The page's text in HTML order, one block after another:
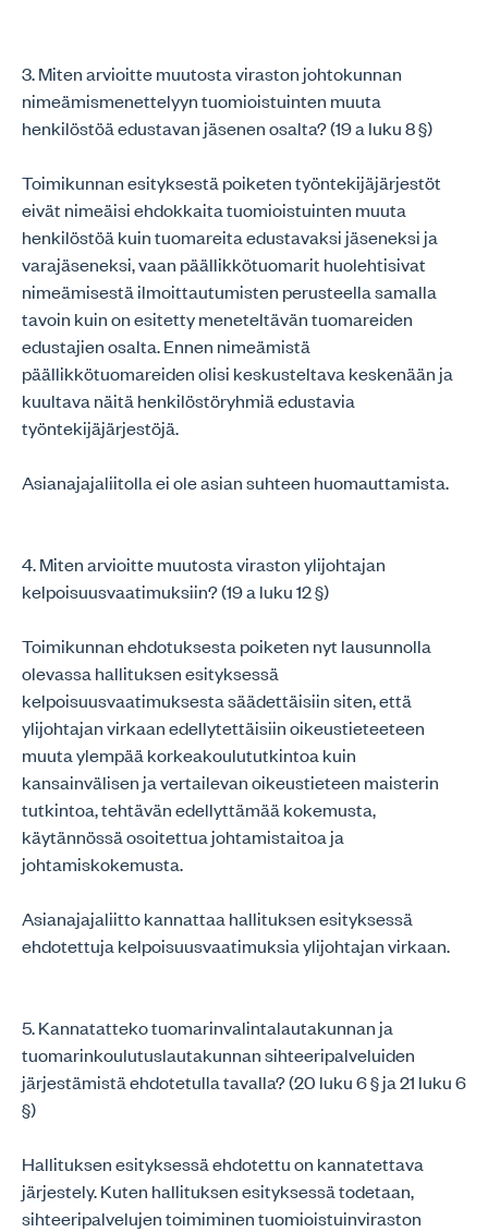
3. Miten arvioitte muutosta viraston johtokunnan
nimeämismenettelyyn tuomioistuinten muuta
henkilöstöä edustavan jäsenen osalta? (19 a luku 8 §)
Toimikunnan esityksestä poiketen työntekijäjärjestöt
eivät nimeäisi ehdokkaita tuomioistuinten muuta
henkilöstöä kuin tuomareita edustavaksi jäseneksi ja
varajäseneksi, vaan päällikkötuomarit huolehtisivat
nimeämisestä ilmoittautumisten perusteella samalla
tavoin kuin on esitetty meneteltävän tuomareiden
edustajien osalta. Ennen nimeämistä
päällikkötuomareiden olisi keskusteltava keskenään ja
kuultava näitä henkilöstöryhmiä edustavia
työntekijäjärjestöjä.
Asianajajaliitolla ei ole asian suhteen huomauttamista.
4. Miten arvioitte muutosta viraston ylijohtajan
kelpoisuusvaatimuksiin? (19 a luku 12 §)
Toimikunnan ehdotuksesta poiketen nyt lausunnolla
olevassa hallituksen esityksessä
kelpoisuusvaatimuksesta säädettäisiin siten, että
ylijohtajan virkaan edellytettäisiin oikeustieteeteen
muuta ylempää korkeakoulututkintoa kuin
kansainvälisen ja vertailevan oikeustieteen maisterin
tutkintoa, tehtävän edellyttämää kokemusta,
käytännössä osoitettua johtamistaitoa ja
johtamiskokemusta.
Asianajajaliitto kannattaa hallituksen esityksessä
ehdotettuja kelpoisuusvaatimuksia ylijohtajan virkaan.
5. Kannatatteko tuomarinvalintalautakunnan ja
tuomarinkoulutuslautakunnan sihteeripalveluiden
järjestämistä ehdotetulla tavalla? (20 luku 6 § ja 21 luku 6
§)
Hallituksen esityksessä ehdotettu on kannatettava
järjestely. Kuten hallituksen esityksessä todetaan,
sihteeripalvelujen toimiminen tuomioistuinviraston